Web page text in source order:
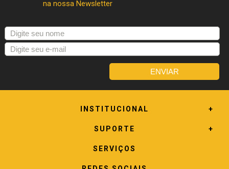
INSTITUCIONAL
SUPORTE
SERVIÇOS